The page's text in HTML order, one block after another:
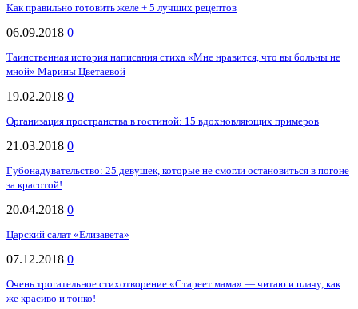
Как правильно готовить желе + 5 лучших рецептов
06.09.2018 0
Таинственная история написания стиха «Мне нравится, что вы больны не
мной» Марины Цветаевой
19.02.2018 0
Организация пространства в гостиной: 15 вдохновляющих примеров
21.03.2018 0
Губонадувательство: 25 девушек, которые не смогли остановиться в погоне
за красотой!
20.04.2018 0
Царский салат «Елизавета»
07.12.2018 0
Очень трогательное стихотворение «Стареет мама» — читаю и плачу, как
же красиво и тонко!